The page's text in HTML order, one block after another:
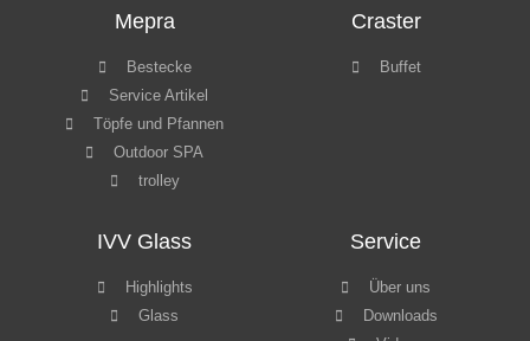
Mepra
Bestecke
Service Artikel
Töpfe und Pfannen
Outdoor SPA
trolley
Craster
Buffet
IVV Glass
Highlights
Glass
Service
Über uns
Downloads